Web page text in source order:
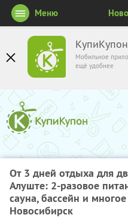
КупиКупон
Мобильное
ещё удобнее
Меню
От 3 дней отдыха для
Алуште: 2-разовое
сауна, бассейн и
Новосибирск